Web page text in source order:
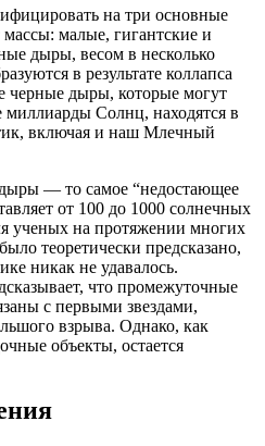
на три основные
малые, гигантские и
дыры, весом в несколько
в результате коллапса
черные дыры, которые могут
Солнц, находятся в
включая и наш Млечный
— то самое “недостающее
от 100 до 1000 солнечных
ученых на протяжении многих
теоретически предсказано,
никак не удавалось.
что промежуточные
с первыми звездами,
взрыва. Однако, как
объекты, остается